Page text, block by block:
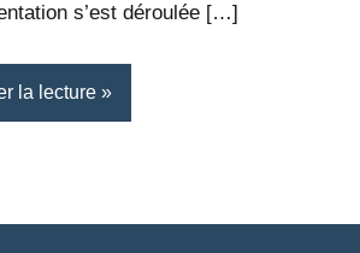
s’est déroulée […]
la lecture